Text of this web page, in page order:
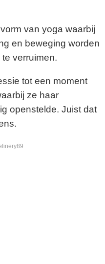
van yoga waarbij
en beweging worden
verruimen.
tot een moment
ze haar
openstelde. Juist dat